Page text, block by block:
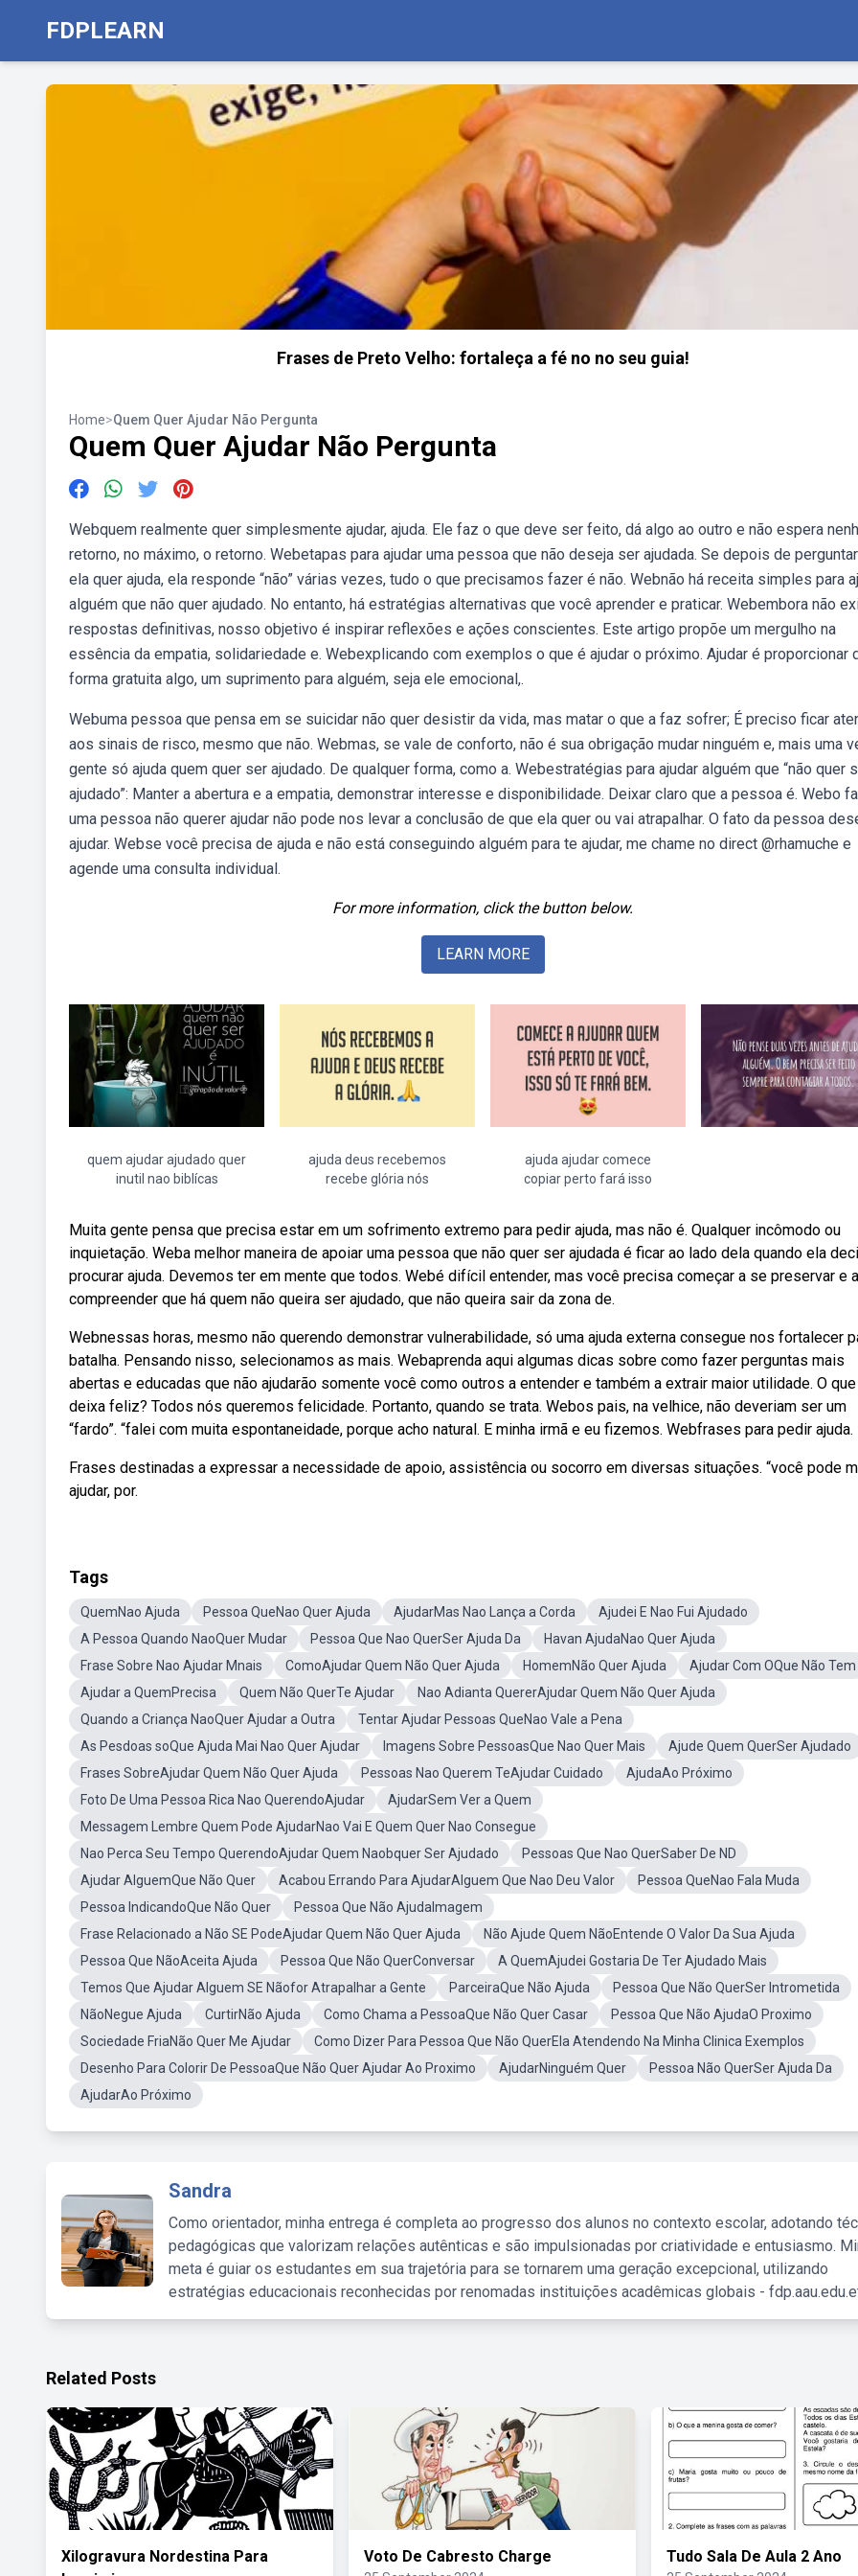
FDPLEARN
Frases de Preto Velho: fortaleça a fé no no seu guia!
Home>Quem Quer Ajudar Não Pergunta
Quem Quer Ajudar Não Pergunta
Webquem realmente quer simplesmente ajudar, ajuda. Ele faz o que deve ser feito, dá algo ao outro e não espera
retorno, no máximo, o retorno. Webetapas para ajudar uma pessoa que não deseja ser ajudada. Se depois de
ela quer ajuda, ela responde “não” várias vezes, tudo o que precisamos fazer é não. Webnão há receita simples para
alguém que não quer ajudado. No entanto, há estratégias alternativas que você aprender e praticar. Webembora não
respostas definitivas, nosso objetivo é inspirar reflexões e ações conscientes. Este artigo propõe um mergulho na
essência da empatia, solidariedade e. Webexplicando com exemplos o que é ajudar o próximo. Ajudar é proporcionar
forma gratuita algo, um suprimento para alguém, seja ele emocional,.
Webuma pessoa que pensa em se suicidar não quer desistir da vida, mas matar o que a faz sofrer; É preciso ficar
aos sinais de risco, mesmo que não. Webmas, se vale de conforto, não é sua obrigação mudar ninguém e, mais uma
gente só ajuda quem quer ser ajudado. De qualquer forma, como a. Webestratégias para ajudar alguém que “não quer
ajudado”: Manter a abertura e a empatia, demonstrar interesse e disponibilidade. Deixar claro que a pessoa é. Webo
uma pessoa não querer ajudar não pode nos levar a conclusão de que ela quer ou vai atrapalhar. O fato da pessoa
ajudar. Webse você precisa de ajuda e não está conseguindo alguém para te ajudar, me chame no direct @rhamuche e
agende uma consulta individual.
For more information, click the button below.
LEARN MORE
quem ajudar ajudado quer
inutil nao biblícas
ajuda deus recebemos
recebe glória nós
ajuda ajudar comece
copiar perto fará isso
Muita gente pensa que precisa estar em um sofrimento extremo para pedir ajuda, mas não é. Qualquer incômodo ou
inquietação. Weba melhor maneira de apoiar uma pessoa que não quer ser ajudada é ficar ao lado dela quando ela
procurar ajuda. Devemos ter em mente que todos. Webé difícil entender, mas você precisa começar a se preservar e a
compreender que há quem não queira ser ajudado, que não queira sair da zona de.
Webnessas horas, mesmo não querendo demonstrar vulnerabilidade, só uma ajuda externa consegue nos fortalecer
batalha. Pensando nisso, selecionamos as mais. Webaprenda aqui algumas dicas sobre como fazer perguntas mais
abertas e educadas que não ajudarão somente você como outros a entender e também a extrair maior utilidade. O
deixa feliz? Todos nós queremos felicidade. Portanto, quando se trata. Webos pais, na velhice, não deveriam ser um
“fardo”. “falei com muita espontaneidade, porque acho natural. E minha irmã e eu fizemos. Webfrases para pedir ajuda.
Frases destinadas a expressar a necessidade de apoio, assistência ou socorro em diversas situações. “você pode
ajudar, por.
Tags
QuemNao Ajuda Pessoa QueNao Quer Ajuda AjudarMas Nao Lança a Corda
Ajudei E Nao Fui Ajudado
A Pessoa Quando NaoQuer Mudar
Pessoa Que Nao QuerSer Ajuda Da
Havan AjudaNao Quer Ajuda
Frase Sobre Nao Ajudar Mnais
ComoAjudar Quem Não Quer Ajuda HomemNão Quer Ajuda
Ajudar Com OQue Não Tem
Ajudar a QuemPrecisa
Quem Não QuerTe Ajudar
Nao Adianta QuererAjudar Quem Não Quer Ajuda
Quando a Criança NaoQuer Ajudar a Outra
Tentar Ajudar Pessoas QueNao Vale a Pena
As Pesdoas soQue Ajuda Mai Nao Quer Ajudar
Imagens Sobre PessoasQue Nao Quer Mais
Ajude Quem QuerSer Ajudado
Frases SobreAjudar Quem Não Quer Ajuda
Pessoas Nao Querem TeAjudar Cuidado
AjudaAo Próximo
Foto De Uma Pessoa Rica Nao QuerendoAjudar
AjudarSem Ver a Quem
Messagem Lembre Quem Pode AjudarNao Vai E Quem Quer Nao Consegue
Nao Perca Seu Tempo QuerendoAjudar Quem Naobquer Ser Ajudado
Pessoas Que Nao QuerSaber De ND
Ajudar AlguemQue Não Quer
Acabou Errando Para AjudarAlguem Que Nao Deu Valor
Pessoa QueNao Fala Muda
Pessoa IndicandoQue Não Quer
Pessoa Que Não AjudaImagem
Frase Relacionado a Não SE PodeAjudar Quem Não Quer Ajuda
Não Ajude Quem NãoEntende O Valor Da Sua Ajuda
Pessoa Que NãoAceita Ajuda
Pessoa Que Não QuerConversar
A QuemAjudei Gostaria De Ter Ajudado Mais
Temos Que Ajudar Alguem SE Nãofor Atrapalhar a Gente
ParceiraQue Não Ajuda
Pessoa Que Não QuerSer Intrometida
NãoNegue Ajuda
CurtirNão Ajuda Como Chama a PessoaQue Não Quer Casar
Pessoa Que Não AjudaO Proximo
Sociedade FriaNão Quer Me Ajudar
Como Dizer Para Pessoa Que Não QuerEla Atendendo Na Minha Clinica Exemplos
Desenho Para Colorir De PessoaQue Não Quer Ajudar Ao Proximo
AjudarNinguém Quer
Pessoa Não QuerSer Ajuda Da
AjudarAo Próximo
Sandra
Como orientador, minha entrega é completa ao progresso dos alunos no contexto escolar, adotando
pedagógicas que valorizam relações autênticas e são impulsionadas por criatividade e entusiasmo.
meta é guiar os estudantes em sua trajetória para se tornarem uma geração excepcional, utilizando
estratégias educacionais reconhecidas por renomadas instituições acadêmicas globais -
Related Posts
Xilogravura Nordestina Para
Voto De Cabresto Charge Tudo Sala De Aula 2 Ano